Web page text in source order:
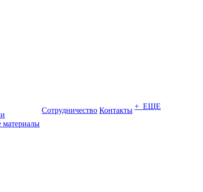
материалы
Сотрудничество Контакты + ЕЩЕ